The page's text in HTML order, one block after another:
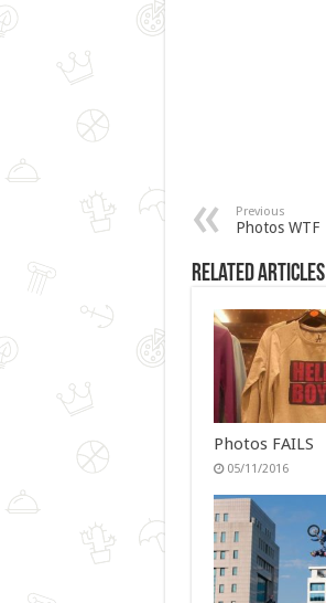
Previous
Photos WTF
Related Articles
Photos FAILS
05/11/2016